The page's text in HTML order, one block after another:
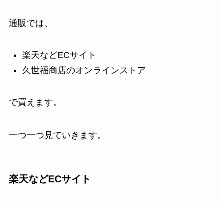
通販では、
楽天などECサイト
久世福商店のオンラインストア
で買えます。
一つ一つ見ていきます。
楽天などECサイト